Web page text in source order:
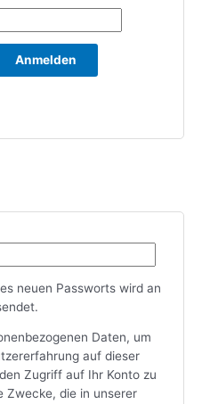
Anmelden
neuen Passworts wird an
Daten, um
auf dieser
Zugriff auf Ihr Konto zu
Zwecke, die in unserer